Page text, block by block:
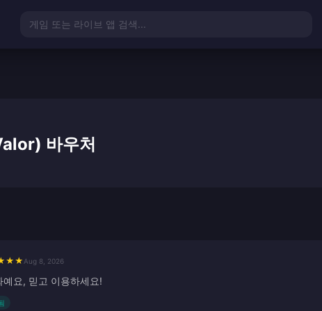
게임 또는 라이브 앱 검색...
바우처
★ ★ Aug 8, 2026
예요, 믿고 이용하세요!